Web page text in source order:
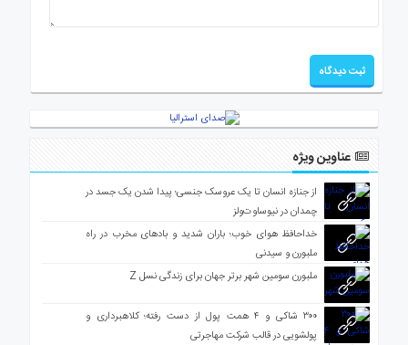
عناوین ویژه
از جنازه انسان تا یک عروسک جنسی؛ پیدا شدن یک جسد در
چمدان در نیوساوت‌ولز
خداحافظ هوای خوب؛ باران شدید و بادهای مخرب در راه
ملبورن و سیدنی
ملبورن سومین شهر برتر جهان برای زندگی نسل Z
۳۰۰ شاکی و ۴ همت پول از دست رفته؛ کلاهبرداری و
پولشویی در قالب شرکت مهاجرتی